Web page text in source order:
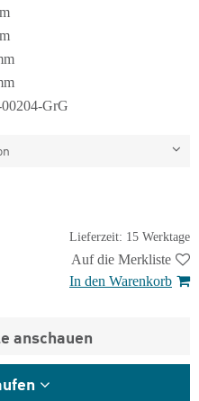
GrG
Lieferzeit: 15 Werktage
Auf die Merkliste
In den Warenkorb
anschauen